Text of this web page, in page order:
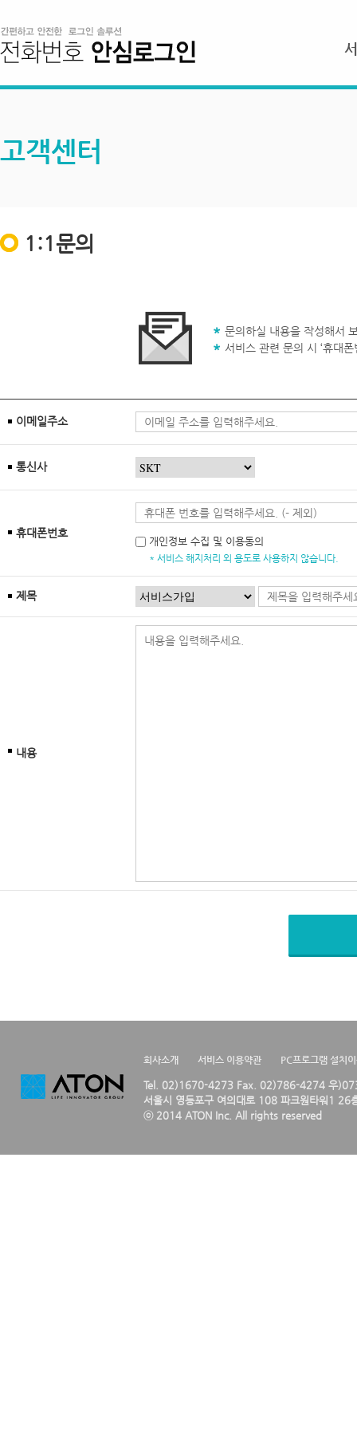
고객센터
1:1문의
문의하실 내용을 작성해서
서비스 관련 문의 시 ‘휴대
이메일주소
통신사
휴대폰번호
개인정보 수집 및 이용동의
* 서비스 해지처리 외 용도로 사용하지 않습니다.
제목
내용
회사소개 서비스 이용약관 PC프로그램 설치
Tel. 02)1670-4273 Fax. 02)786-4274 우
서울시 영등포구 여의대로 108 파크원타워1 26
ⓒ 2014 ATON Inc. All rights reserved